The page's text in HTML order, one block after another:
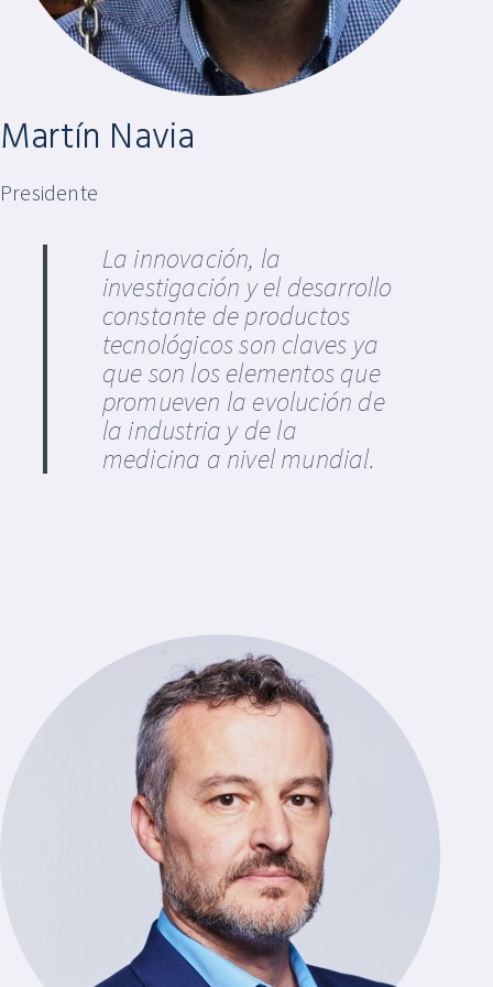
Martín Navia
Presidente
La innovación, la
investigación y el desarrollo
constante de productos
tecnológicos son claves ya
que son los elementos que
promueven la evolución de
la industria y de la
medicina a nivel mundial.